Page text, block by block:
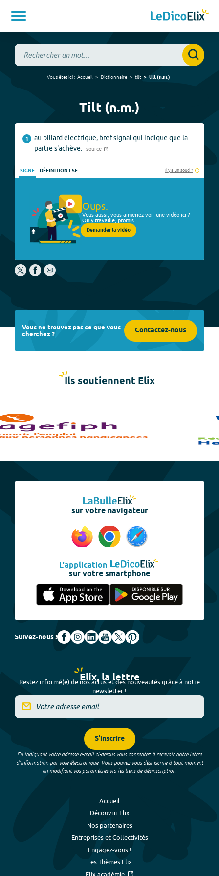
Vous êtes ici : Accueil Dictionnaire tilt tilt(n.m.)
Tilt (n.m.)
1
au billard électrique, bref signal qui indique que la
partie s'achève.
source
SIGNE DÉFINITION LSF Il y a un souci ?
Oups.
Vous aussi, vous aimeriez voir une vidéo ici ?
On y travaille, promis.
Demander la vidéo
Vous ne trouvez pas ce que vous
cherchez ? Contactez-nous
Ils soutiennent Elix
sur votre navigateur
L'application
sur votre smartphone
Suivez-nous !
Elix, la lettre
Restez informé(e) de nos actus et des nouveautés grâce à notre
newsletter !
S'inscrire
En indiquant votre adresse e-mail ci-dessus vous consentez à recevoir notre lettre
d’information par voie électronique. Vous pouvez vous désinscrire à tout moment
en modifiant vos paramètres via les liens de désinscription.
Accueil
Découvrir Elix
Nos partenaires
Entreprises et Collectivités
Engagez-vous !
Les Thèmes Elix
Elix académie